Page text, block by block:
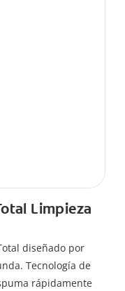
Limpieza
diseñado por
Tecnología de
rápidamente